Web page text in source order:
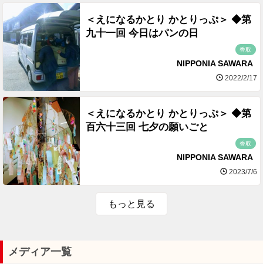
＜えになるかとり かとりっぷ＞ ◆第
九十一回 今日はパンの日
香取
NIPPONIA SAWARA
2022/2/17
＜えになるかとり かとりっぷ＞ ◆第
百六十三回 七夕の願いごと
香取
NIPPONIA SAWARA
2023/7/6
もっと見る
メディア一覧